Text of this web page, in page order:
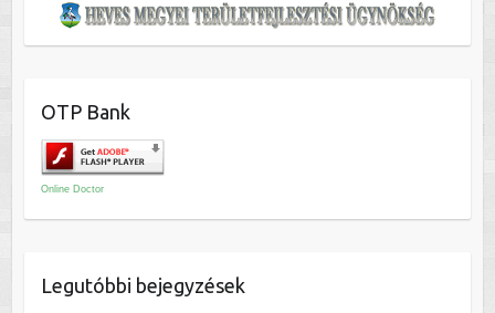
OTP Bank
Online Doctor
Legutóbbi bejegyzések